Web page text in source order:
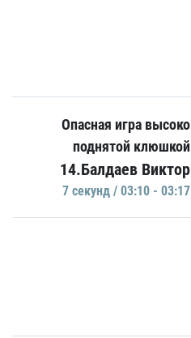
Опасная игра высоко
поднятой клюшкой
14.Балдаев Виктор
7 секунд / 03:10 - 03:17